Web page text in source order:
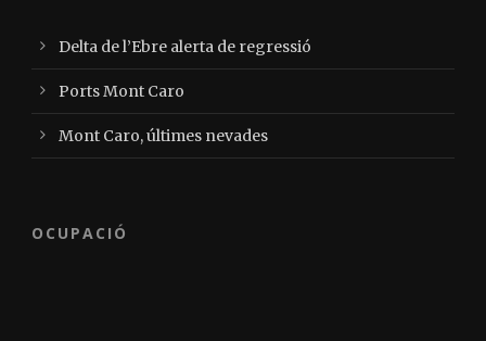
Delta de l’Ebre alerta de regressió
Ports Mont Caro
Mont Caro, últimes nevades
OCUPACIÓ